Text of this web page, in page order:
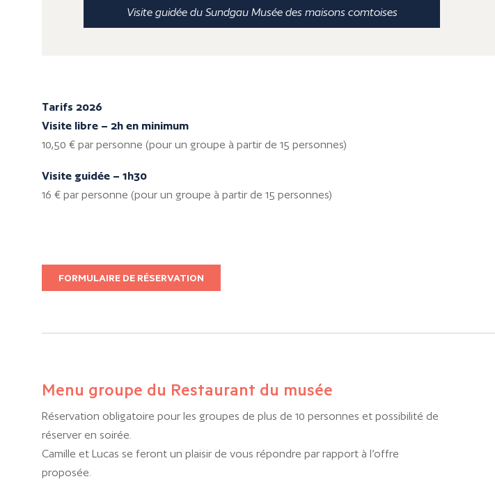
Visite guidée du Sundgau Musée des maisons comtoises
Tarifs 2026
Visite libre – 2h en minimum
10,50 € par personne (pour un groupe à partir de 15 personnes)
Visite guidée – 1h30
16 € par personne (pour un groupe à partir de 15 personnes)
FORMULAIRE DE RÉSERVATION
Menu groupe du Restaurant du musée
Réservation obligatoire pour les groupes de plus de 10 personnes et possibilité de
réserver en soirée.
Camille et Lucas se feront un plaisir de vous répondre par rapport à l’offre
proposée.